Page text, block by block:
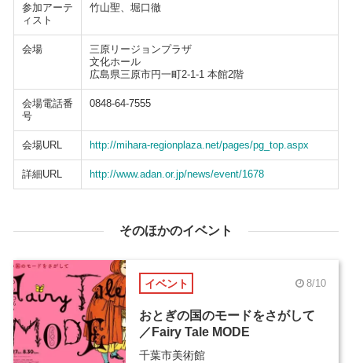
参加アーテ
ィスト
竹山聖、堀口徹
会場
三原リージョンプラザ
文化ホール
広島県三原市円一町2-1-1 本館2階
会場電話番
号
0848-64-7555
会場URL http://mihara-regionplaza.net/pages/pg_top.aspx
詳細URL http://www.adan.or.jp/news/event/1678
そのほかのイベント
イベント 8/10
おとぎの国のモードをさがして
／Fairy Tale MODE
千葉市美術館